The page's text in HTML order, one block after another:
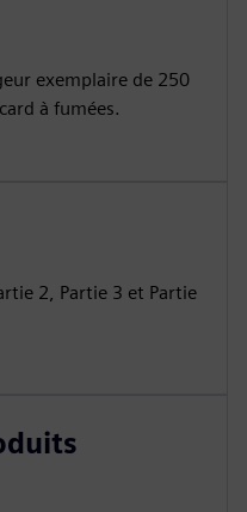
exemplaire de 250
à fumées.
2, Partie 3 et Partie